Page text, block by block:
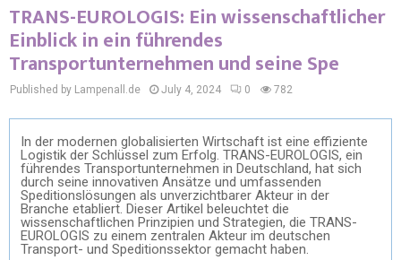
TRANS-EUROLOGIS: Ein wissenschaftlicher
Einblick in ein führendes
Transportunternehmen und seine Spe
Published by Lampenall.de July 4, 2024 0 782
In der modernen globalisierten Wirtschaft ist eine effiziente
Logistik der Schlüssel zum Erfolg. TRANS-EUROLOGIS, ein
führendes Transportunternehmen in Deutschland, hat sich
durch seine innovativen Ansätze und umfassenden
Speditionslösungen als unverzichtbarer Akteur in der
Branche etabliert. Dieser Artikel beleuchtet die
wissenschaftlichen Prinzipien und Strategien, die TRANS-
EUROLOGIS zu einem zentralen Akteur im deutschen
Transport- und Speditionssektor gemacht haben.